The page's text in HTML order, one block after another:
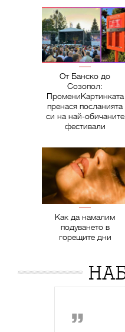
От Банско до
Созопол:
ПромениКартинката
пренася посланията
си на най-обичаните
фестивали
Как да намалим
подуването в
горещите дни